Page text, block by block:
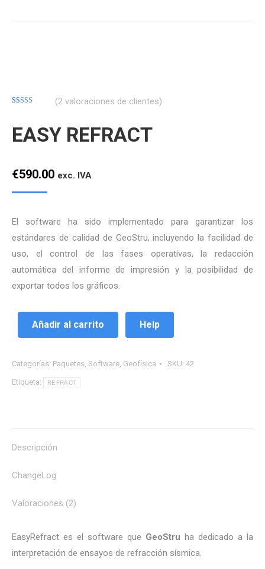
EASY REFRACT
€590.00 exc. IVA
5 en base a
valoraciones
de clientes
(2valoraciones de clientes)
El software ha sido implementado para garantizar los
estándares de calidad de GeoStru, incluyendo la facilidad de
uso, el control de las fases operativas, la redacción
automática del informe de impresión y la posibilidad de
exportar todos los gráficos.
Añadir al carrito Help
Categorías: Paquetes, Software, Geofísica SKU: 42
Etiqueta: REFRACT
Descripción
ChangeLog
Valoraciones (2)
EasyRefract es el software que GeoStru ha dedicado a la
interpretación de ensayos de refracción sísmica.